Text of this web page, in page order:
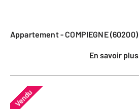
Appartement - COMPIEGNE (60200)
En savoir plus
Vendu